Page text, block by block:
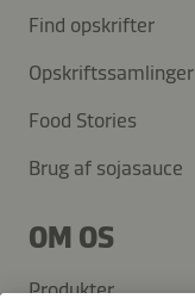
Find opskrifter
Opskriftssamlinger
Food Stories
Brug af sojasauce
OM OS
Produkter